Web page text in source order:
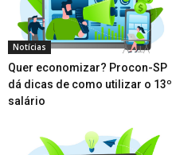
Notícias
Quer economizar? Procon-SP
dá dicas de como utilizar o 13º
salário